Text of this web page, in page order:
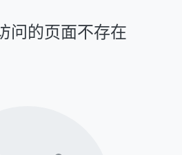
问的页面不存在